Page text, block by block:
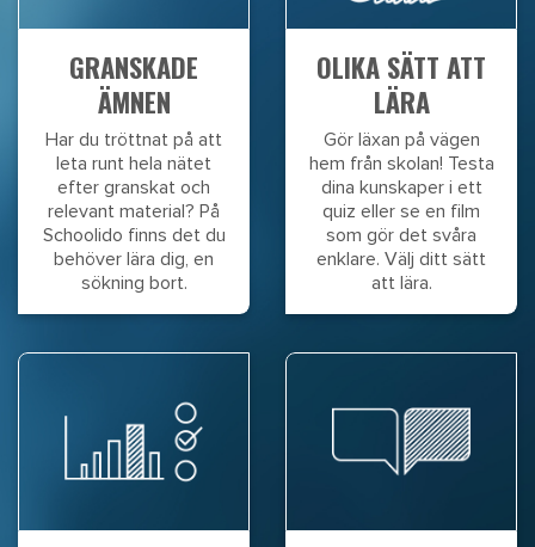
GRANSKADE
ÄMNEN
Har du tröttnat på att
leta runt hela nätet
efter granskat och
relevant material? På
Schoolido finns det du
behöver lära dig, en
sökning bort.
OLIKA SÄTT ATT
LÄRA
Gör läxan på vägen
hem från skolan! Testa
dina kunskaper i ett
quiz eller se en film
som gör det svåra
enklare. Välj ditt sätt
att lära.